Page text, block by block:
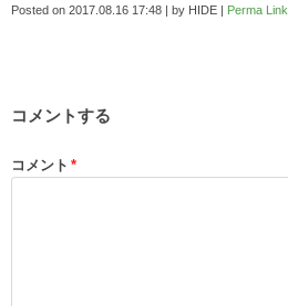
Posted on 2017.08.16 17:48 | by HIDE | Perma Link
コメントする
コメント *